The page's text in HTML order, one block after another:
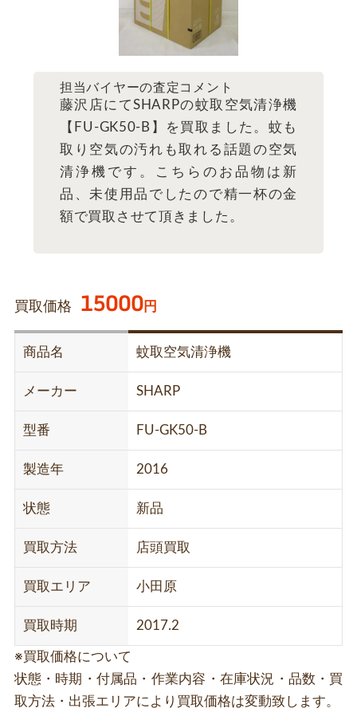
担当バイヤーの査定コメント
藤沢店にてSHARPの蚊取空気清浄機
【FU-GK50-B】を買取ました。蚊も
取り空気の汚れも取れる話題の空気
清浄機です。こちらのお品物は新
品、未使用品でしたので精一杯の金
額で買取させて頂きました。
買取価格 15000円
商品名 蚊取空気清浄機
メーカー SHARP
型番 FU-GK50-B
製造年 2016
状態 新品
買取方法 店頭買取
買取エリア 小田原
買取時期 2017.2
※買取価格について
状態・時期・付属品・作業内容・在庫状況・品数・買
取方法・出張エリアにより買取価格は変動致します。